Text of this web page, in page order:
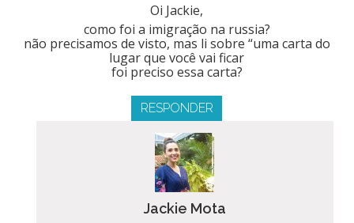
Oi Jackie,
como foi a imigração na russia?
não precisamos de visto, mas li sobre “uma carta do
lugar que você vai ficar
foi preciso essa carta?
RESPONDER
Jackie Mota